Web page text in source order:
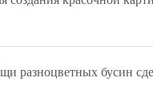
разноцветных бусин